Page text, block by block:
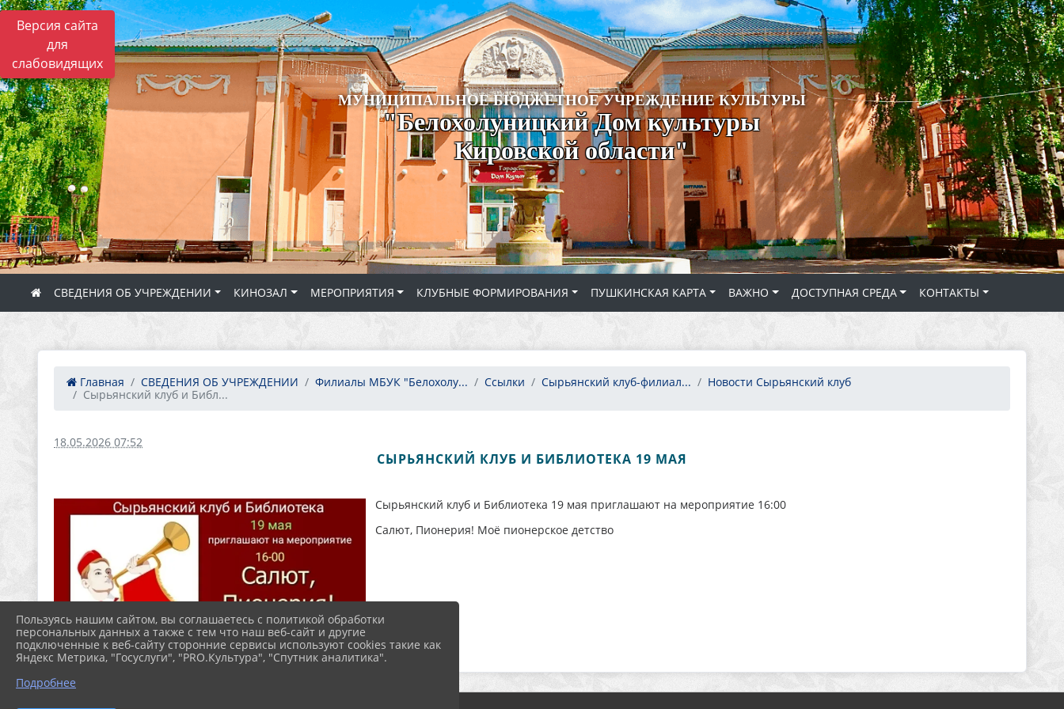
Версия сайта
для
слабовидящих
МУНИЦИПАЛЬНОЕ БЮДЖЕТНОЕ УЧРЕЖДЕНИЕ КУЛЬТУРЫ
"Белохолуницкий Дом культуры
Кировской области"
СВЕДЕНИЯ ОБ УЧРЕЖДЕНИИ КИНОЗАЛ МЕРОПРИЯТИЯ КЛУБНЫЕ ФОРМИРОВАНИЯ ПУШКИНСКАЯ КАРТА ВАЖНО ДОСТУПНАЯ СРЕДА КОНТАКТЫ
Главная СВЕДЕНИЯ ОБ УЧРЕЖДЕНИИ Филиалы МБУК "Белохолу... Ссылки Сырьянский клуб-филиал...
Новости Сырьянский клуб
Сырьянский клуб и Библ...
18.05.2026 07:52
СЫРЬЯНСКИЙ КЛУБ И БИБЛИОТЕКА 19 МАЯ
Сырьянский клуб и Библиотека 19 мая приглашают на мероприятие 16:00
Салют, Пионерия! Моё пионерское детство
Пользуясь нашим сайтом, вы соглашаетесь с политикой обработки
персональных данных а также с тем что наш веб-сайт и другие
подключенные к веб-сайту сторонние сервисы используют cookies такие как
Яндекс Метрика, "Госуслуги", "PRO.Культура", "Спутник аналитика".
Подробнее